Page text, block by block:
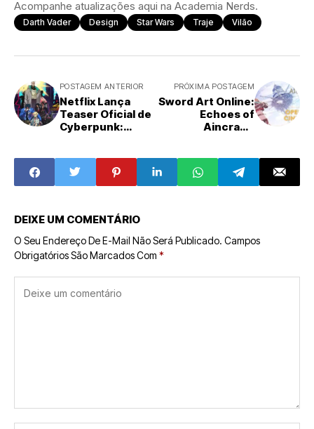
Acompanhe atualizações aqui na Academia Nerds.
Darth Vader Design Star Wars Traje Vilão
POSTAGEM ANTERIOR
Netflix Lança
Teaser Oficial de
Cyberpunk:
Chega ao
Streaming
PRÓXIMA POSTAGEM
Sword Art Online:
Echoes of
Aincrad –
Revelados
DEIXE UM COMENTÁRIO
O Seu Endereço De E-Mail Não Será Publicado. Campos
Obrigatórios São Marcados Com *